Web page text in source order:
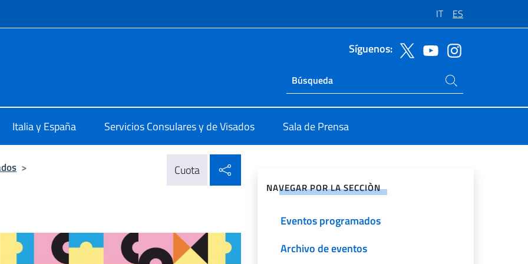
IT ES
sociales y menú Síguenos:
Ricerca sito live
Buscar en el sitio
Italia y España Servicios Consulares y de Visados Sala de Prensa
>
Cuota
NAVEGAR POR LA SECCIÒN
Eventos programados
Archivo de eventos